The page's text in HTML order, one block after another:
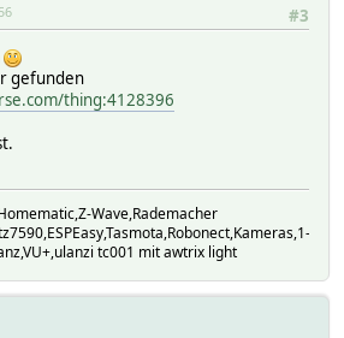
#3
gefunden
thing:4128396
Wave,Rademacher
tc001 mit awtrix light